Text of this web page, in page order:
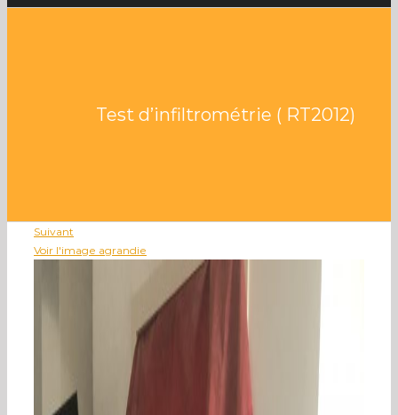
Test d’infiltrométrie ( RT2012)
Suivant
Voir l'image agrandie